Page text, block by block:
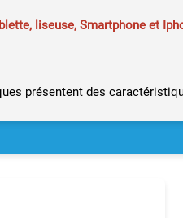
liseuse, Smartphone et
présentent des